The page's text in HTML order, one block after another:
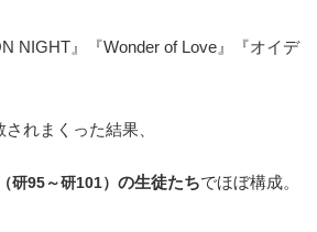
NIGHT』『Wonder of Love』『オイデ
れまくった結果、
（研95～研101） の生徒たちでほぼ構成。